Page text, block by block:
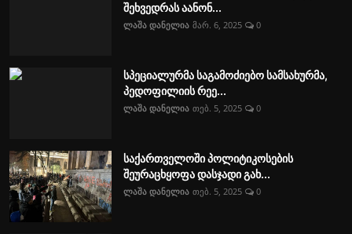
შეხვედრას აანონ...
ლაშა დანელია მარ. 6, 2025 0
სპეციალურმა საგამოძიებო სამსახურმა,
პედოფილიის რეე...
ლაშა დანელია თებ. 5, 2025 0
საქართველოში პოლიტიკოსების
შეურაცხყოფა დასჯადი გახ...
ლაშა დანელია თებ. 5, 2025 0